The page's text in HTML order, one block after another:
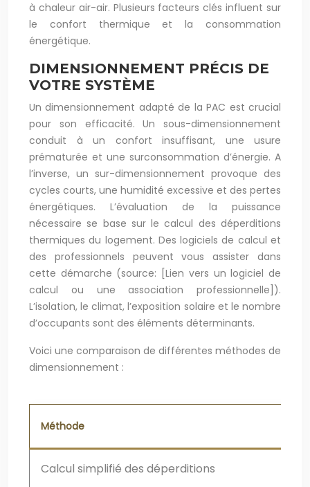
à chaleur air-air. Plusieurs facteurs clés influent sur
le confort thermique et la consommation
énergétique.
DIMENSIONNEMENT PRÉCIS DE
VOTRE SYSTÈME
Un dimensionnement adapté de la PAC est crucial
pour son efficacité. Un sous-dimensionnement
conduit à un confort insuffisant, une usure
prématurée et une surconsommation d’énergie. A
l’inverse, un sur-dimensionnement provoque des
cycles courts, une humidité excessive et des pertes
énergétiques. L’évaluation de la puissance
nécessaire se base sur le calcul des déperditions
thermiques du logement. Des logiciels de calcul et
des professionnels peuvent vous assister dans
cette démarche (source: [Lien vers un logiciel de
calcul ou une association professionnelle]).
L’isolation, le climat, l’exposition solaire et le nombre
d’occupants sont des éléments déterminants.
Voici une comparaison de différentes méthodes de
dimensionnement :
Méthode
Calcul simplifié des déperditions